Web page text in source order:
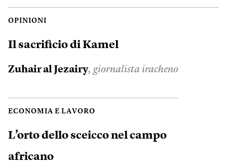
OPINIONI
Il sacrificio di Kamel
Zuhair al Jezairy, giornalista iracheno
ECONOMIA E LAVORO
L’orto dello sceicco nel campo
africano